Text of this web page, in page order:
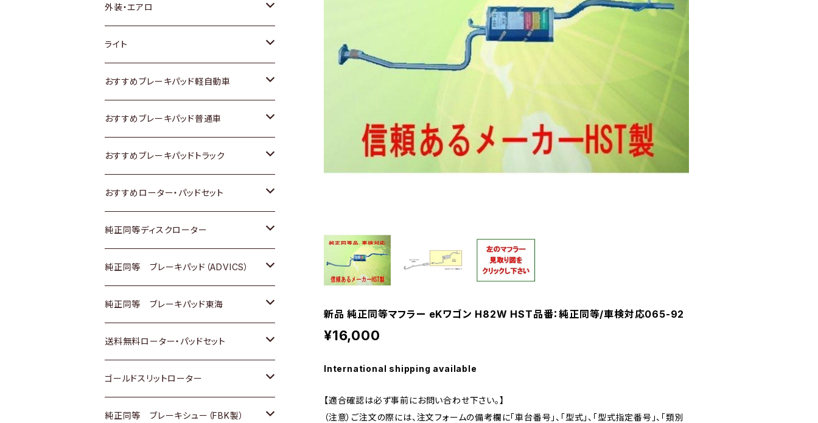
新品 純正同等マフラー eKワゴン H82W HST品番：純正同等/車検対応065-92
¥16,000
International shipping available
【適合確認は必ず事前にお問い合わせ下さい。】
（注意）ご注文の際には、注文フォームの備考欄に「車台番号」、「型式」、「型式指定番号」、「類別
トヨタ
ホンダ
スズキ
日産
いすゞ
ダイハツ
マツダ
三菱
スバル
日野
三菱ふそう
ＢＭＷ
外装・エアロ
トヨタ
ホンダ
スズキ
日産
いすゞ
ダイハツ
マツダ
三菱
日野
三菱ふそう
ライト
トヨタ
スズキ
日産
いすゞ
ダイハツ
三菱
日野
三菱ふそう
その他
おすすめブレーキパッド軽自動車
トヨタ
ホンダ
スズキ
日産
ダイハツ
マツダ
三菱
スバル
おすすめブレーキパッド普通車
トヨタ
ホンダ
スズキ
日産
いすゞ
ダイハツ
マツダ
三菱
おすすめブレーキパッドトラック
トヨタ
日産
いすゞ
ダイハツ
マツダ
三菱
おすすめローター・パッドセット
トヨタ
ホンダ
スズキ
日産
ダイハツ
マツダ
純正同等ディスクローター
トヨタ
ホンダ
スズキ
日産
いすゞ
純正同等 ブレーキパッド（ADVICS）
トヨタ
ホンダ
スズキ
日産
純正同等 ブレーキパッド東海
トヨタ
ホンダ
日産
送料無料ローター・パッドセット
トヨタ
ホンダ
ゴールドスリットローター
トヨタ
純正同等 ブレーキシュー（FBK製）